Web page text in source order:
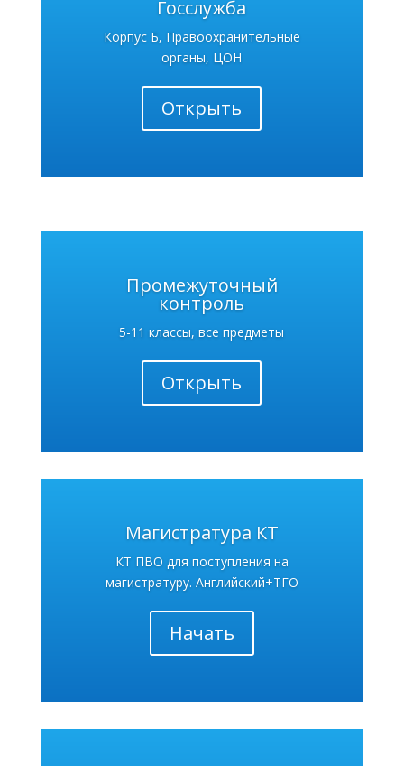
Госслужба
Корпус Б, Правоохранительные
органы, ЦОН
Открыть
Промежуточный
контроль
5-11 классы, все предметы
Открыть
Магистратура КТ
КТ ПВО для поступления на
магистратуру. Английский+ТГО
Начать